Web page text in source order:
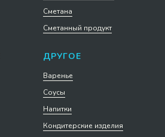
Сметана
Сметанный продукт
ДРУГОЕ
Варенье
Соусы
Напитки
Кондитерские изделия